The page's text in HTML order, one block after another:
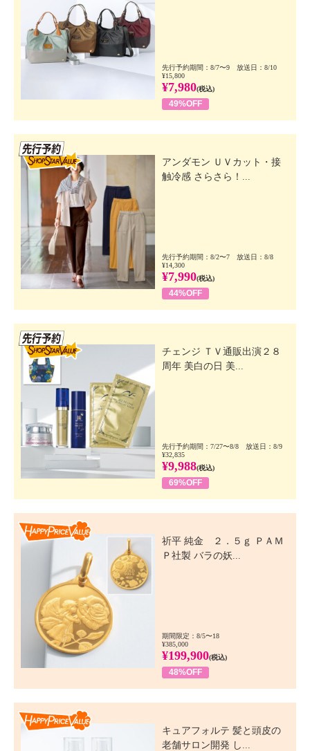
先行予約期間：8/7〜9 放送日：8/10
¥15,800
¥7,980(税込)
49%OFF
アンダモン ＵＶカット・接
触冷感 さらさら！...
先行予約期間：8/2〜7 放送日：8/8
¥14,300
¥7,990(税込)
44%OFF
チェンジ ＴＶ通販出演２８
周年 美白の日 美...
先行予約期間：7/27〜8/8 放送日：8/9
¥32,835
¥9,988(税込)
69%OFF
祈平 純金 ２．５ｇ ＰＡＭ
Ｐ社製 バラの妖...
期間限定：8/5〜18
¥385,000
¥199,900(税込)
48%OFF
キュアフォルテ 髪と頭皮の
老舗サロン開発 し...